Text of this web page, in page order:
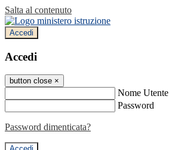
Salta al contenuto
Accedi
Accedi
button close ×
Nome Utente
Password
Password dimenticata?